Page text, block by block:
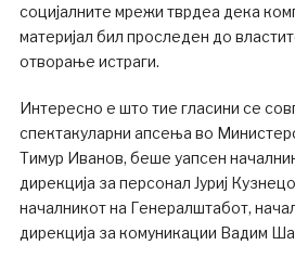
социјалните мрежи тврдеа дека
материјал бил проследен до
отворање истраги.
Интересно е што тие гласини се
спектакуларни апсења во
Тимур Иванов, беше уапсен
дирекција за персонал Јуриј
началникот на Генералштабот,
дирекција за комуникации Вадим